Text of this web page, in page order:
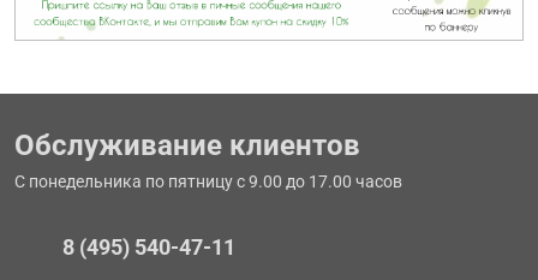
Обслуживание клиентов
С понедельника по пятницу с 9.00 до 17.00 часов
8 (495) 540-47-11